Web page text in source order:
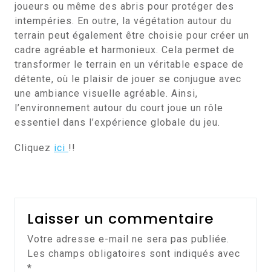
joueurs ou même des abris pour protéger des
intempéries. En outre, la végétation autour du
terrain peut également être choisie pour créer un
cadre agréable et harmonieux. Cela permet de
transformer le terrain en un véritable espace de
détente, où le plaisir de jouer se conjugue avec
une ambiance visuelle agréable. Ainsi,
l’environnement autour du court joue un rôle
essentiel dans l’expérience globale du jeu.
Cliquez ici !!
Laisser un commentaire
Votre adresse e-mail ne sera pas publiée.
Les champs obligatoires sont indiqués avec
*